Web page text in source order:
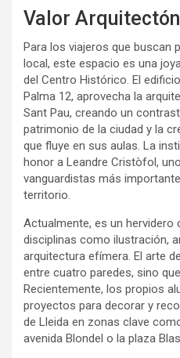
Valor
Para los viajeros que buscan
local, este espacio es una
del Centro Histórico. El
Palma 12, aprovecha la
Sant Pau, creando un
patrimonio de la ciudad y la
que fluye en sus aulas. La
honor a Leandre Cristòfol,
vanguardistas más
territorio.
Actualmente, es un hervidero
disciplinas como ilustración,
arquitectura efímera. El arte
entre cuatro paredes, sino
Recientemente, los propios
proyectos para decorar y
de Lleida en zonas clave
avenida Blondel o la plaza